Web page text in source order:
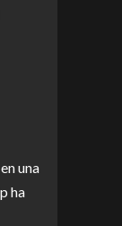
una
ha